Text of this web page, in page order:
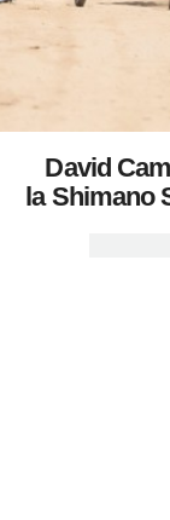
David
la Shimano